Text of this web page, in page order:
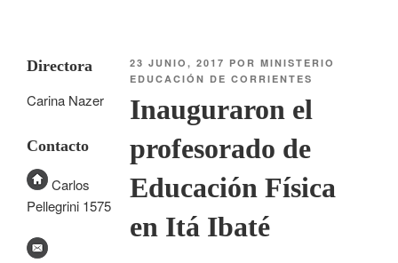
23 JUNIO, 2017 PORMINISTERIO
EDUCACIÓN DE CORRIENTES
Inauguraron el
profesorado de
Educación Física
en Itá Ibaté
Directora
Carina Nazer
Contacto
Carlos
Pellegrini 1575